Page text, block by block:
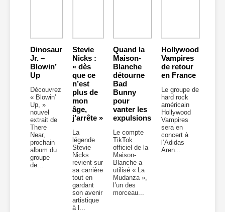
Dinosaur
Jr. –
Blowin’
Up
Découvrez
« Blowin’
Up, »
nouvel
extrait de
There
Near,
prochain
album du
groupe
de...
Stevie
Nicks :
« dès
que ce
n’est
plus de
mon
âge,
j’arrête »
La
légende
Stevie
Nicks
revient sur
sa carrière
tout en
gardant
son avenir
artistique
à l...
Quand la
Maison-
Blanche
détourne
Bad
Bunny
pour
vanter les
expulsions
Le compte
TikTok
officiel de la
Maison-
Blanche a
utilisé « La
Mudanza »,
l’un des
morceau...
Hollywood
Vampires
de retour
en France
Le groupe de
hard rock
américain
Hollywood
Vampires
sera en
concert à
l’Adidas
Aren...